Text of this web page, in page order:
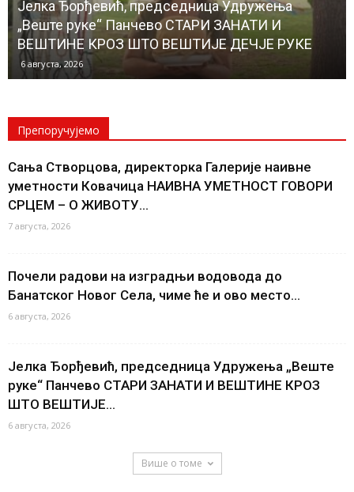
Јелка Ђорђевић, председница Удружења
„Веште руке“ Панчево СТАРИ ЗАНАТИ И
ВЕШТИНЕ КРОЗ ШТО ВЕШТИЈЕ ДЕЧЈЕ РУКЕ
6 августа, 2026
Препоручујемо
Сања Створцова, директорка Галерије наивне
уметности Ковачица НАИВНА УМЕТНОСТ ГОВОРИ
СРЦЕМ – О ЖИВОТУ...
7 августа, 2026
Почели радови на изградњи водовода до
Банатског Новог Села, чиме ће и ово место...
6 августа, 2026
Јелка Ђорђевић, председница Удружења „Веште
руке“ Панчево СТАРИ ЗАНАТИ И ВЕШТИНЕ КРОЗ
ШТО ВЕШТИЈЕ...
6 августа, 2026
Више о томе